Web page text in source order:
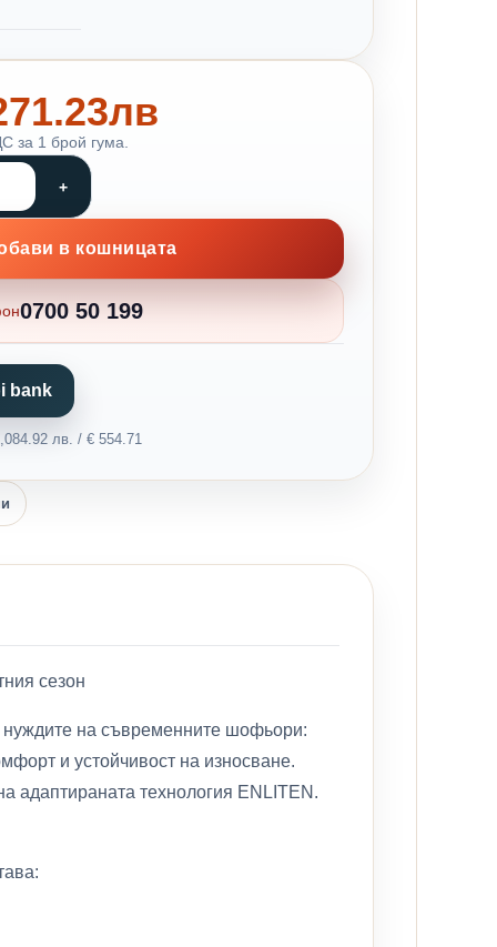
за 1 брой гума.
в кошницата
0700 50 199
bank
лв. / € 554.71
сезон
нуждите на съвременните шофьори:
и устойчивост на износване.
адаптираната технология ENLITEN.